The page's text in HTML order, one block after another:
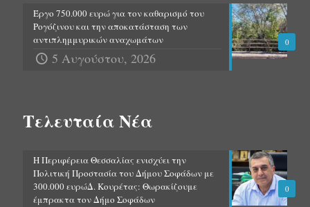
0
Έργο 750.000 ευρώ για τον καθαρισμό του
Ρογόζινου και την αποκατάσταση των
αντιπλημμυρικών αναχωμάτων
5 Αυγούστου, 2026
Τελευταία Νέα
0
Η Περιφέρεια Θεσσαλίας ενισχύει την
Πολιτική Προστασία του Δήμου Σοφάδων με
300.000 ευρώΔ. Κουρέτας: Θωρακίζουμε
έμπρακτα τον Δήμο Σοφάδων